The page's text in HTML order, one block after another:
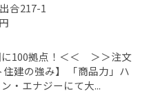
合217-1
100拠点！＜＜ ＞＞注文
建の強み】 「商品力」ハ
・エナジーにて大...